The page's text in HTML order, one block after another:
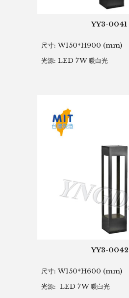
YY3-0041
尺寸: W150*H900 (mm)
光源: LED 7W 暖白光
YY3-0042
尺寸: W150*H600 (mm)
光源: LED 7W 暖白光